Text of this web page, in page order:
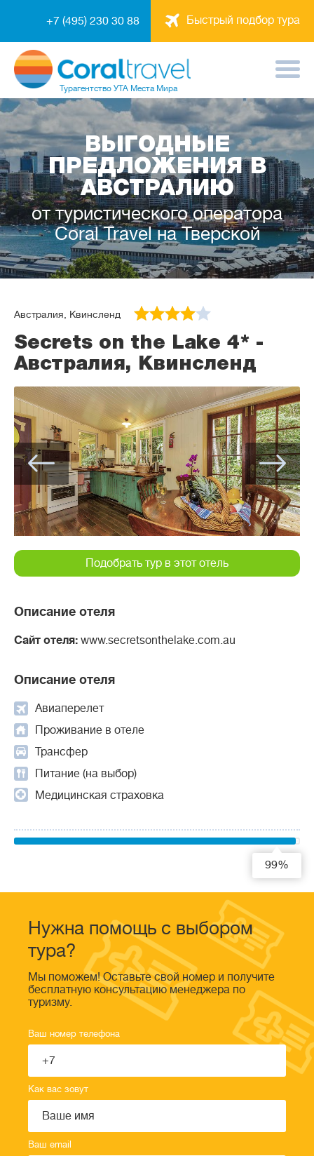
Быстрый подбор тура
+7 (495) 230 30 88
Турагентство УТА Места Мира
ВЫГОДНЫЕ
ПРЕДЛОЖЕНИЯ В
АВСТРАЛИЮ
от туристического оператора
Coral Travel на Тверской
Австралия, Квинсленд
Secrets on the Lake 4* -
Австралия, Квинсленд
Описание отеля
Сайт отеля: www.secretsonthelake.com.au
Описание отеля
Авиаперелет
Проживание в отеле
Трансфер
Питание (на выбор)
Медицинская страховка
Подобрать тур в этот отель
99%
Нужна помощь с выбором
тура?
Мы поможем! Оставьте свой номер и получите
бесплатную консультацию менеджера по
туризму.
Ваш номер телефона
Как вас зовут
Ваш email